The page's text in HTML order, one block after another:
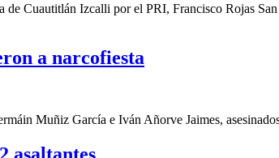
Cuautitlán Izcalli por el PRI, Francisco Rojas
a narcofiesta
Muñiz García e Iván Añorve Jaimes,
asaltantes